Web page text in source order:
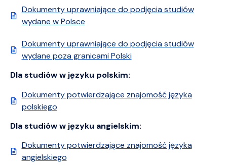
Dokumenty uprawniające do podjęcia studiów
wydane w Polsce
Dokumenty uprawniające do podjęcia studiów
wydane poza granicami Polski
Dla studiów w języku polskim:
Dokumenty potwierdzające znajomość języka
polskiego
Dla studiów w języku angielskim:
Dokumenty potwierdzające znajomość języka
angielskiego